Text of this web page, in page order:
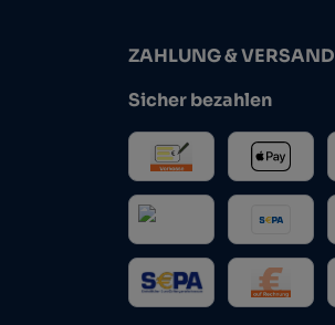
ZAHLUNG & VERSAND
Sicher bezahlen